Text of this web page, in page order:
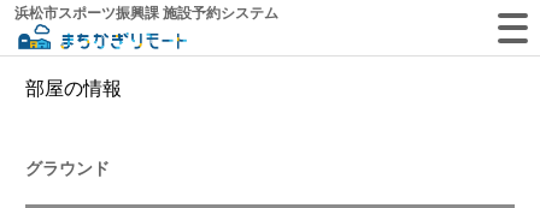
浜松市スポーツ振興課 施設予約システム
部屋の情報
グラウンド